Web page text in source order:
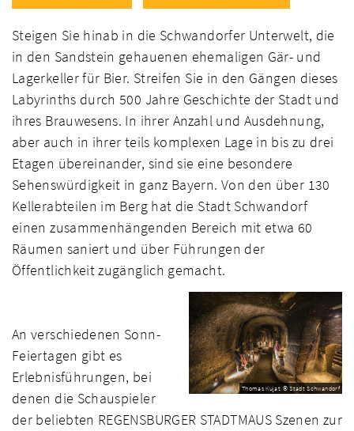
Steigen Sie hinab in die Schwandorfer Unterwelt, die
in den Sandstein gehauenen ehemaligen Gär- und
Lagerkeller für Bier. Streifen Sie in den Gängen dieses
Labyrinths durch 500 Jahre Geschichte der Stadt und
ihres Brauwesens. In ihrer Anzahl und Ausdehnung,
aber auch in ihrer teils komplexen Lage in bis zu drei
Etagen übereinander, sind sie eine besondere
Sehenswürdigkeit in ganz Bayern. Von den über 130
Kellerabteilen im Berg hat die Stadt Schwandorf
einen zusammenhängenden Bereich mit etwa 60
Räumen saniert und über Führungen der
Öffentlichkeit zugänglich gemacht.
Thomas Kujat © Stadt Schwandorf
An verschiedenen Sonn-
Feiertagen gibt es
Erlebnisführungen, bei
denen die Schauspieler
der beliebten REGENSBURGER STADTMAUS Szenen zur